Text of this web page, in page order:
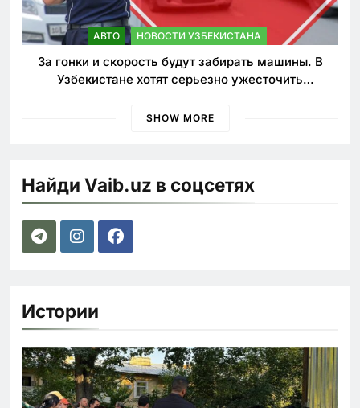
АВТО НОВОСТИ УЗБЕКИСТАНА
За гонки и скорость будут забирать машины. В
Узбекистане хотят серьезно ужесточить
SHOW MORE
Найди Vaib.uz в соцсетях
Истории